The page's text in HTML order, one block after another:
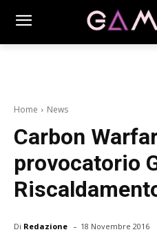
Home News
Carbon
provocatorio
Di Redazione - 18 Novembre 2016